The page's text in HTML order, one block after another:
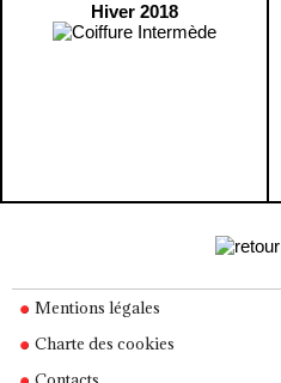
Hiver 2018
Mentions légales
Charte des cookies